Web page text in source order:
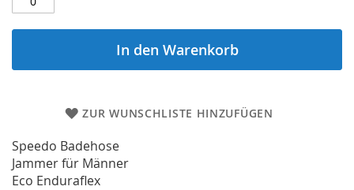
In den Warenkorb
ZUR WUNSCHLISTE HINZUFÜGEN
Speedo Badehose
Jammer für Männer
Eco Enduraflex